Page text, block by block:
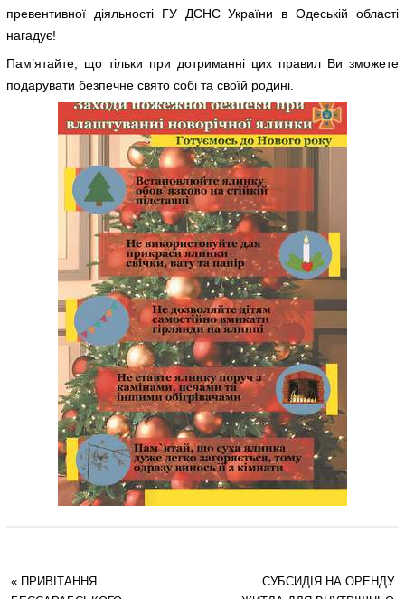
превентивної діяльності ГУ ДСНС України в Одеській області
нагадує!
Пам’ятайте, що тільки при дотриманні цих правил Ви зможете
подарувати безпечне свято собі та своїй родині.
«ПРИВІТАННЯ
СУБСИДІЯ НА ОРЕНДУ